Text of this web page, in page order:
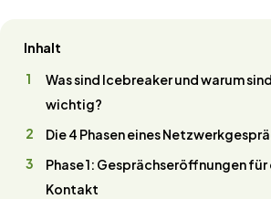
Inhalt
Was sind Icebreaker und warum
wichtig?
Die 4 Phasen eines
Phase 1: Gesprächseröffnungen
Kontakt